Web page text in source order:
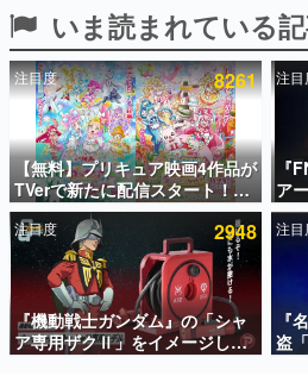
ピックアップ
電ファミのいま読まれている記事ラン
アプリセール情報
インタビュー
連載・特集一覧
殿堂入り記事
SNS拡散数が数千以上！ ペ
ど。多くの人々に読まれた
事をまとめました。
いま読まれている
注目度 8261
【無料】プリキュア映画4作品が
TVerで新たに配信スタート！な
んと2018年～2024年の映画ほぼ
すべてが見放題に、ぶっちゃけ
ありえないラインナップ
注目
『
ア
リ
事
没
注目度 2948
『機動戦士ガンダム』の「シャ
ア専用ザクⅡ」をイメージした
散水ホースリールが予約開始。
注目
『
盗
キ